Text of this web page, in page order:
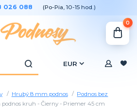
EUR
026 088 (Po-Pia, 10-15 hod.)
0
Hrubý 8 mm podnos
Podnos bez
kruh - Čierny - Priemer 45 cm